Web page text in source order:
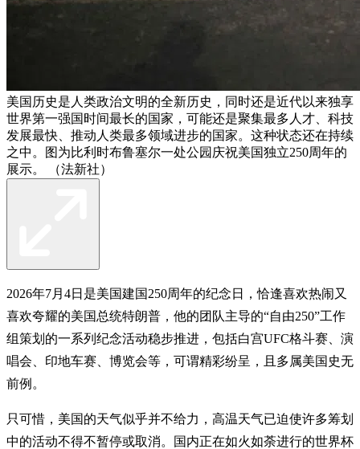
美国历史是人类政治文明的全新历史，同时还是近代以来独享
世界第一强国时间最长的国家，可能还是聚集最多人才、科技
发展最快、推动人类最多领域进步的国家。这种状态还在持续
之中。图为比利时布鲁塞尔一处公园庆祝美国独立250周年的
展示。 （法新社）
2026年7月4日是美国建国250周年的纪念日，恰逢喜欢热闹又
喜欢夸耀的美国总统特朗普，他的团队主导的“自由250”工作
组策划的一系列纪念活动稳步推进，包括白宫UFC格斗赛、演
唱会、印地车赛、博览会等，可谓精彩纷呈，且多属美国史无
前例。
只可惜，美国的天气似乎并不给力，高温天气已迫使许多筹划
中的活动不得不暂停或取消。国内正在如火如荼进行的世界杯